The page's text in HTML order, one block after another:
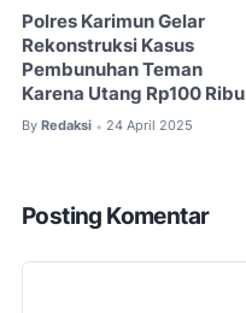
Polres Karimun Gelar
Rekonstruksi Kasus
Pembunuhan Teman
Karena Utang Rp100 Ribu
By Redaksi • 24 April 2025
Posting Komentar